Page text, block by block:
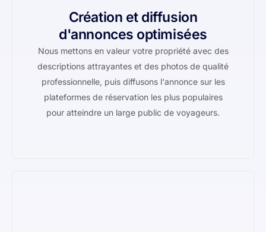
Création et diffusion
d'annonces optimisées
Nous mettons en valeur votre propriété avec des
descriptions attrayantes et des photos de qualité
professionnelle, puis diffusons l'annonce sur les
plateformes de réservation les plus populaires
pour atteindre un large public de voyageurs.